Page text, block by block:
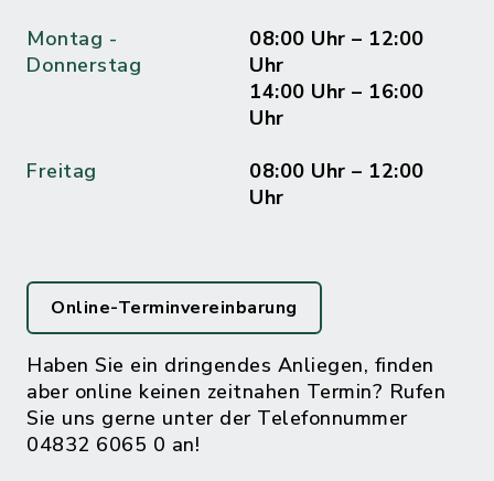
Montag -
Donnerstag
08:00 Uhr – 12:00
Uhr
14:00 Uhr – 16:00
Uhr
Freitag
08:00 Uhr – 12:00
Uhr
Online-Terminvereinbarung
Haben Sie ein dringendes Anliegen, finden
aber online keinen zeitnahen Termin? Rufen
Sie uns gerne unter der Telefonnummer
04832 6065 0 an!